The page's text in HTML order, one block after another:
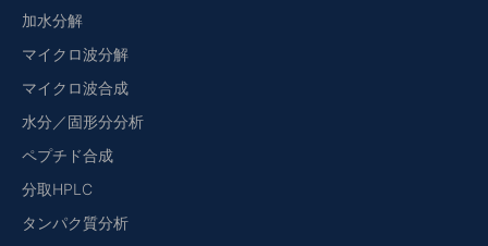
加水分解
マイクロ波分解
マイクロ波合成
水分／固形分分析
ペプチド合成
分取HPLC
タンパク質分析